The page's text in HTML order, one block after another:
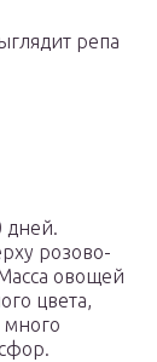
репа
дней.
розово-
овощей
цвета,
много